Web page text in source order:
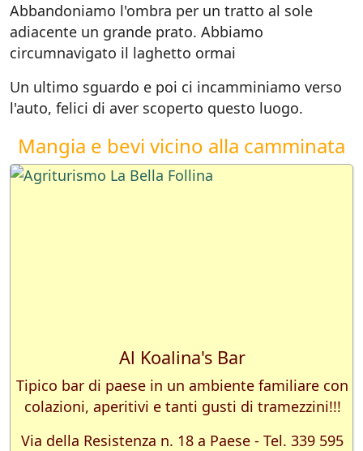
Abbandoniamo l'ombra per un tratto al sole
adiacente un grande prato. Abbiamo
circumnavigato il laghetto ormai
Un ultimo sguardo e poi ci incamminiamo verso
l'auto, felici di aver scoperto questo luogo.
Mangia e bevi vicino alla camminata
Al Koalina's Bar
Tipico bar di paese in un ambiente familiare con
colazioni, aperitivi e tanti gusti di tramezzini!!!
Via della Resistenza n. 18 a Paese - Tel. 339 595